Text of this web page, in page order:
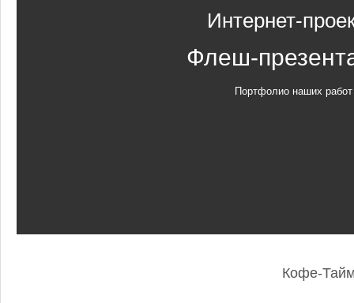
Интернет-
Флеш-
Портфолио наших работ
Кофе-